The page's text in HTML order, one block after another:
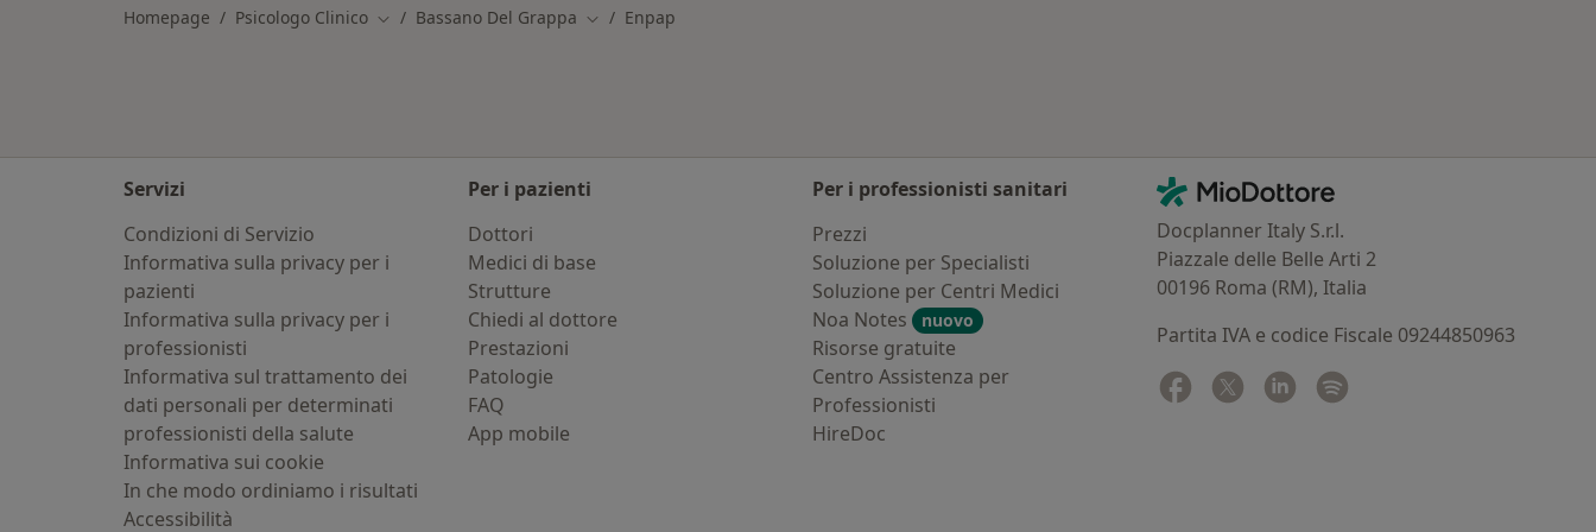
Homepage Psicologo Clinico Cambia città
Bassano Del Grappa Cambia città
Enpap
Servizi
Condizioni di Servizio
Informativa sulla privacy per i
pazienti
Informativa sulla privacy per i
professionisti
Informativa sul trattamento dei
dati personali per determinati
professionisti della salute
Informativa sui cookie
In che modo ordiniamo i risultati
Accessibilità
Per i pazienti
Dottori
Medici di base
Strutture
Chiedi al dottore
Prestazioni
Patologie
FAQ
App mobile
Per i professionisti sanitari
Prezzi
Soluzione per Specialisti
Soluzione per Centri Medici
Noa Notes
nuovo
Risorse gratuite
Centro Assistenza per
Professionisti
HireDoc
Contatti
MioDottore - Homepage
Docplanner Italy S.r.l.
Piazzale delle Belle Arti 2
00196 Roma (RM), Italia
Partita IVA e codice Fiscale 09244850963
Facebook
si apre in una nuova scheda
Twitter
si apre in una nuova scheda
Linkedin
si apre in una nuova scheda